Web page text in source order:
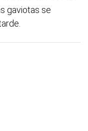
gaviotas se